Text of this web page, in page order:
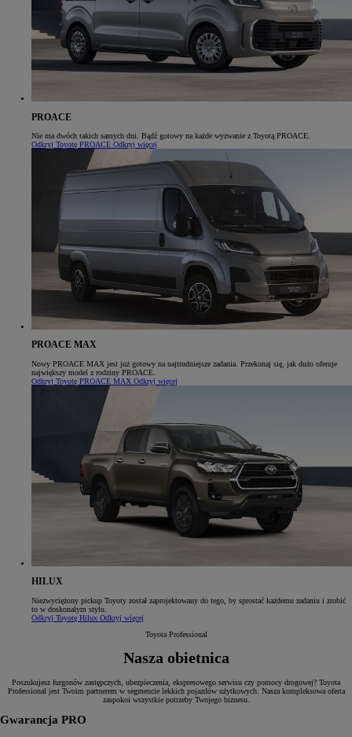
PROACE
Nie ma dwóch takich samych dni. Bądź gotowy na każde wyzwanie z Toyotą PROACE.
Odkryj Toyotę PROACE Odkryj więcej
PROACE MAX
Nowy PROACE MAX jest już gotowy na najtrudniejsze zadania. Przekonaj się, jak dużo oferuje
największy model z rodziny PROACE.
Odkryj Toyotę PROACE MAX Odkryj więcej
HILUX
Niezwyciężony pickup Toyoty został zaprojektowany do tego, by sprostać każdemu zadaniu i zrobić
to w doskonałym stylu.
Odkryj Toyotę Hilux Odkryj więcej
Toyota Professional
Nasza obietnica
Poszukujesz furgonów zastępczych, ubezpieczenia, ekspresowego serwisu czy pomocy drogowej? Toyota
Professional jest Twoim partnerem w segmencie lekkich pojazdów użytkowych. Nasza kompleksowa oferta
zaspokoi wszystkie potrzeby Twojego biznesu.
Gwarancja PRO